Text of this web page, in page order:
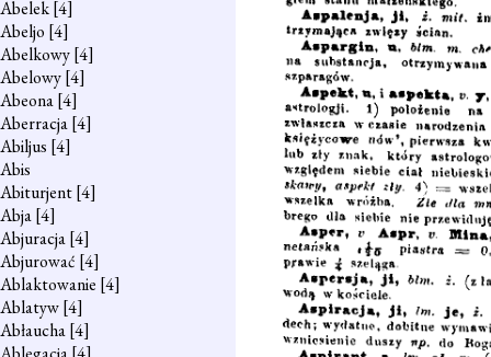
Abelek[4]
Abeljo [4]
Abelkowy[4]
Abelowy[4]
Abeona[4]
Aberracja[4]
Abiljus [4]
Abis
Abiturjent[4]
Abja[4]
Abjuracja[4]
Abjurować [4]
Ablaktowanie [4]
Ablatyw[4]
Abłaucha[4]